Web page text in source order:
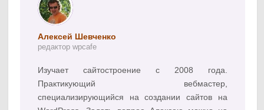
Алексей Шевченко
редактор wpcafe
Изучает сайтостроение с 2008 года.
Практикующий вебмастер,
специализирующийся на создании сайтов на